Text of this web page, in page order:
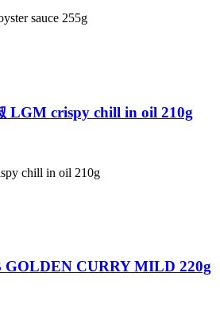
sauce 255g
LGM crispy chill in oil 210g
chill in oil 210g
GOLDEN CURRY MILD 220g